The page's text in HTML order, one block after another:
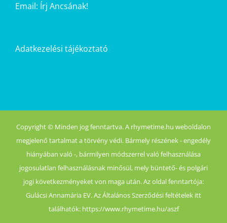
Email: Írj Ancsának!
Adatkezelési tájékoztató
Copyright © Minden jog fenntartva. A rhymetime.hu weboldalon
megjelenő tartalmat a törvény védi. Bármely részének - engedély
hiányában való -, bármilyen módszerrel való felhasználása
jogosulatlan felhasználásnak minősül, mely büntető- és polgári
jogi következményeket von maga után. Az oldal fenntartója:
Gulácsi Annamária EV. Az Általános Szerződési feltételek itt
találhatók: https://www.rhymetime.hu/aszf